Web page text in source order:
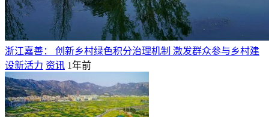
浙江嘉善： 创新乡村绿色积分治理机制 激发群众参与乡村建
设新活力 资讯 1年前